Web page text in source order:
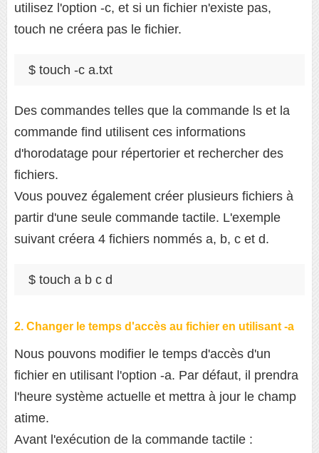
utilisez l'option -c, et si un fichier n'existe pas,
touch ne créera pas le fichier.
$ touch -c a.txt
Des commandes telles que la commande ls et la
commande find utilisent ces informations
d'horodatage pour répertorier et rechercher des
fichiers.
Vous pouvez également créer plusieurs fichiers à
partir d'une seule commande tactile. L'exemple
suivant créera 4 fichiers nommés a, b, c et d.
$ touch a b c d
2. Changer le temps d'accès au fichier en utilisant -a
Nous pouvons modifier le temps d'accès d'un
fichier en utilisant l'option -a. Par défaut, il prendra
l'heure système actuelle et mettra à jour le champ
atime.
Avant l'exécution de la commande tactile :